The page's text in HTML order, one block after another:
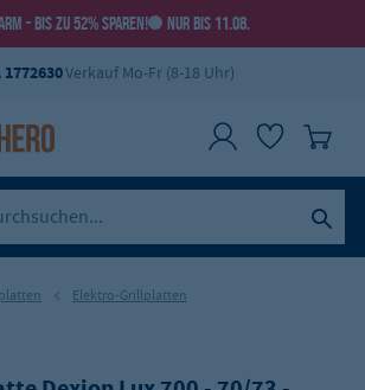
- BIS ZU 52% SPAREN! NUR BIS 11.08.
1772630Verkauf Mo-Fr (8-18 Uhr)
Elektro-Grillplatten